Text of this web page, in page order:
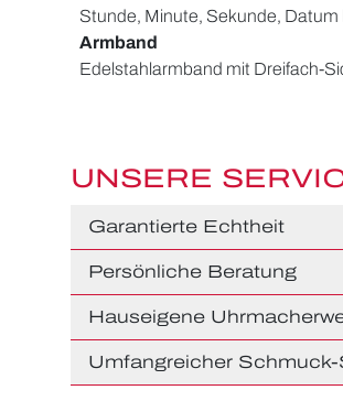
Stunde, Minute, Sekunde, Datum
Armband
Edelstahlarmband mit Dreifach-
UNSERE
Garantierte Echtheit
Persönliche Beratung
Hauseigene
Umfangreicher Schmuck-